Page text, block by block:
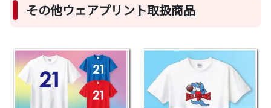
その他ウェアプリント取扱商品